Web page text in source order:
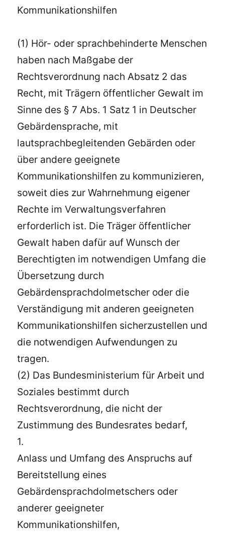
Kommunikationshilfen
(1) Hör- oder sprachbehinderte Menschen
haben nach Maßgabe der
Rechtsverordnung nach Absatz 2 das
Recht, mit Trägern öffentlicher Gewalt im
Sinne des § 7 Abs. 1 Satz 1 in Deutscher
Gebärdensprache, mit
lautsprachbegleitenden Gebärden oder
über andere geeignete
Kommunikationshilfen zu kommunizieren,
soweit dies zur Wahrnehmung eigener
Rechte im Verwaltungsverfahren
erforderlich ist. Die Träger öffentlicher
Gewalt haben dafür auf Wunsch der
Berechtigten im notwendigen Umfang die
Übersetzung durch
Gebärdensprachdolmetscher oder die
Verständigung mit anderen geeigneten
Kommunikationshilfen sicherzustellen und
die notwendigen Aufwendungen zu
tragen.
(2) Das Bundesministerium für Arbeit und
Soziales bestimmt durch
Rechtsverordnung, die nicht der
Zustimmung des Bundesrates bedarf,
1.
Anlass und Umfang des Anspruchs auf
Bereitstellung eines
Gebärdensprachdolmetschers oder
anderer geeigneter
Kommunikationshilfen,